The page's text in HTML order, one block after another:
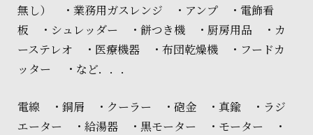
無し） ・業務用ガスレンジ ・アンプ ・電飾看
板 ・シュレッダー ・餅つき機 ・厨房用品 ・カ
ーステレオ ・医療機器 ・布団乾燥機 ・フードカ
ッター ・など．．．
電線 ・銅屑 ・クーラー ・砲金 ・真鍮 ・ラジ
エーター ・給湯器 ・黒モーター ・モーター ・